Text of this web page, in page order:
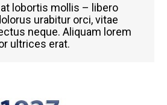
lobortis mollis – libero
urabitur orci, vitae
neque. Aliquam lorem
ultrices erat.